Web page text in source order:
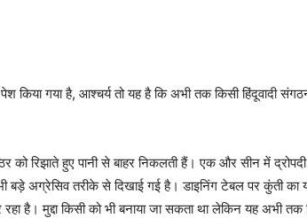
किया गया है, आश्चर्य तो यह है कि अभी तक किसी हिंदूवादी
को रिझाते हुए पानी से बाहर निकलती हैं। एक और सीन में
बड़े अग्रेसिव तरीके से दिखाई गई है। डाइनिंग टेबल पर कुंती का
है। मुद्दा किसी को भी बनाया जा सकता था ‍‍लेकिन यह अभी तक